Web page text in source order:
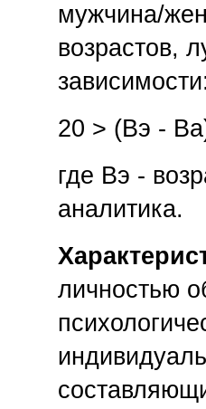
мужчина/
возрастов,
20 > (Вэ -
где Вэ -
аналитика.
личностью